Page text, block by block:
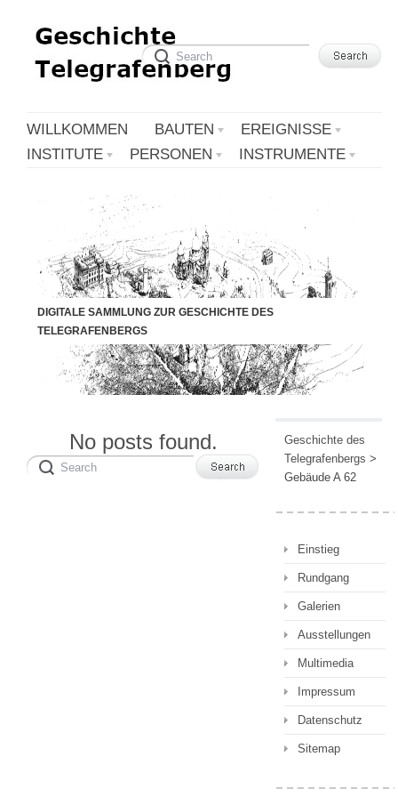
WILLKOMMEN BAUTEN
EREIGNISSE
INSTITUTE
PERSONEN INSTRUMENTE
DIGITALE SAMMLUNG ZUR GESCHICHTE DES
TELEGRAFENBERGS
No posts found.
Geschichte des
Telegrafenbergs >
Gebäude A 62
Einstieg
Rundgang
Galerien
Ausstellungen
Multimedia
Impressum
Datenschutz
Sitemap